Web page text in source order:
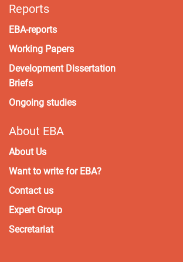
Reports
EBA-reports
Working Papers
Development Dissertation
Briefs
Ongoing studies
About EBA
About Us
Want to write for EBA?
Contact us
Expert Group
Secretariat